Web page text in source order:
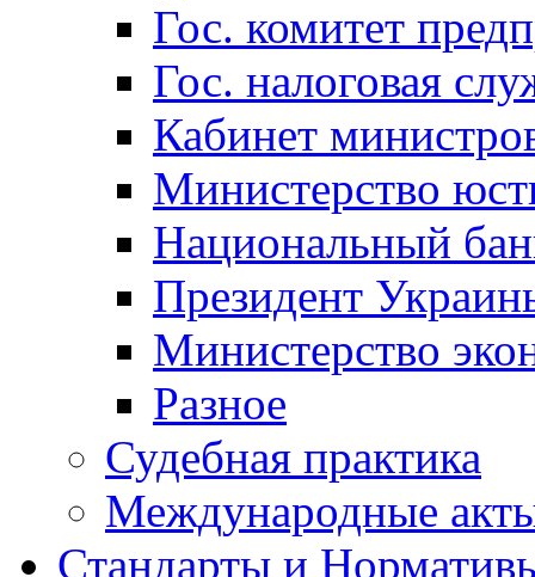
Гос. комитет
Гос. налоговая
Кабинет
Министерство
Национальный
Президент
Министерство
Разное
Судебная практика
Международные
Стандарты и